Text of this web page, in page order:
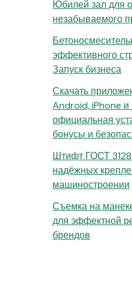
Юбилей зал для
незабываемого
эффективного
Запуск бизнеса
Скачать
Android, iPhone и
официальная
бонусы и
Штифт ГОСТ
надёжных
машиностроении
Съемка на
для эффектной
брендов